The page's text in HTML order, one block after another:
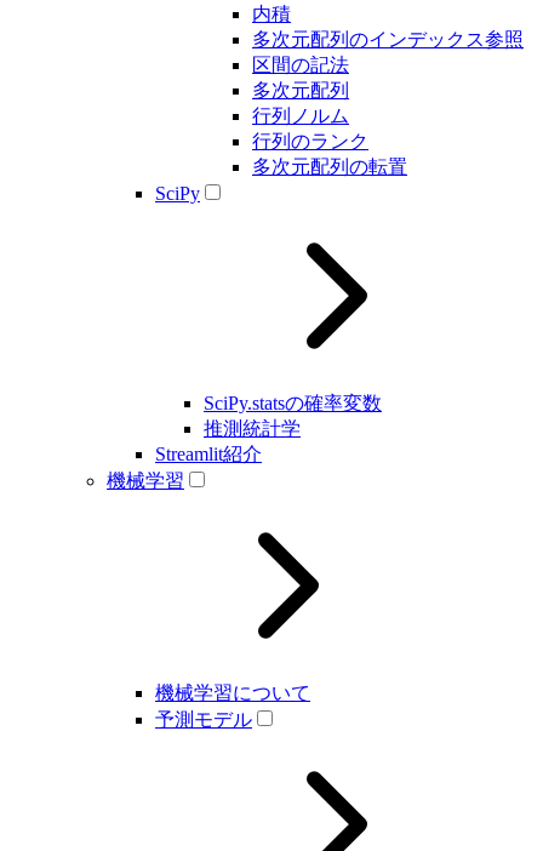
内積
多次元配列のインデックス参照
区間の記法
多次元配列
行列ノルム
行列のランク
多次元配列の転置
SciPy
SciPy.statsの確率変数
推測統計学
Streamlit紹介
機械学習
機械学習について
予測モデル